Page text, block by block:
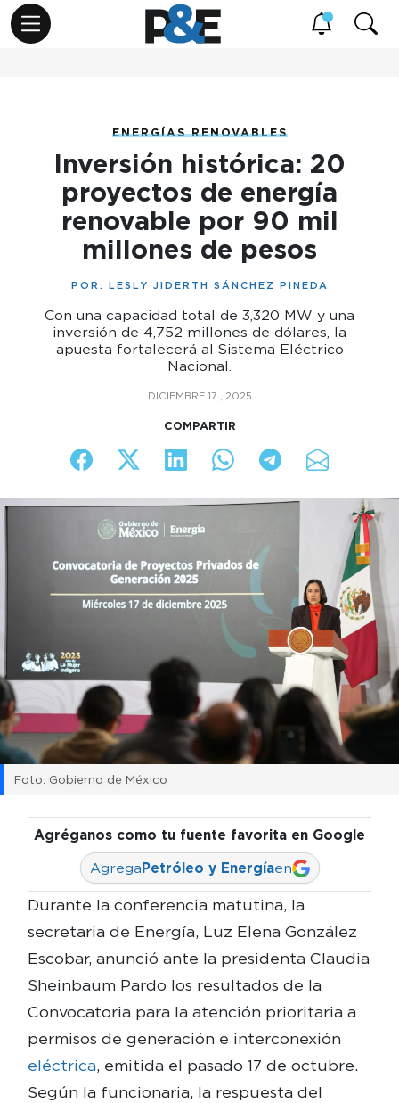
ENERGÍAS RENOVABLES
Inversión histórica: 20
proyectos de energía
renovable por 90 mil
millones de pesos
POR: LESLY JIDERTH SÁNCHEZ PINEDA
Con una capacidad total de 3,320 MW y una
inversión de 4,752 millones de dólares, la
apuesta fortalecerá al Sistema Eléctrico
Nacional.
DICIEMBRE 17 , 2025
COMPARTIR
Foto: Gobierno de México
Agréganos como tu fuente favorita en Google
Agrega Petróleo y Energíaen
Durante la conferencia matutina, la
secretaria de Energía, Luz Elena González
Escobar, anunció ante la presidenta Claudia
Sheinbaum Pardo los resultados de la
Convocatoria para la atención prioritaria a
permisos de generación e interconexión
eléctrica, emitida el pasado 17 de octubre.
Según la funcionaria, la respuesta del